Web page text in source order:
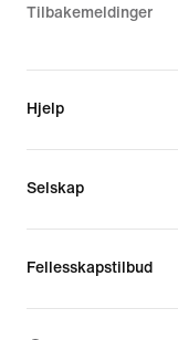
Tilbakemeldinger
Hjelp
Selskap
Fellesskapstilbud